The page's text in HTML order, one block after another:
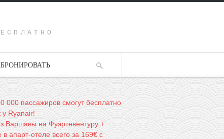
000 пассажиров смогут бесплатно
у Ryanair!
Варшавы на Фуэртевентуру +
апарт-отеле всего за 169€ с